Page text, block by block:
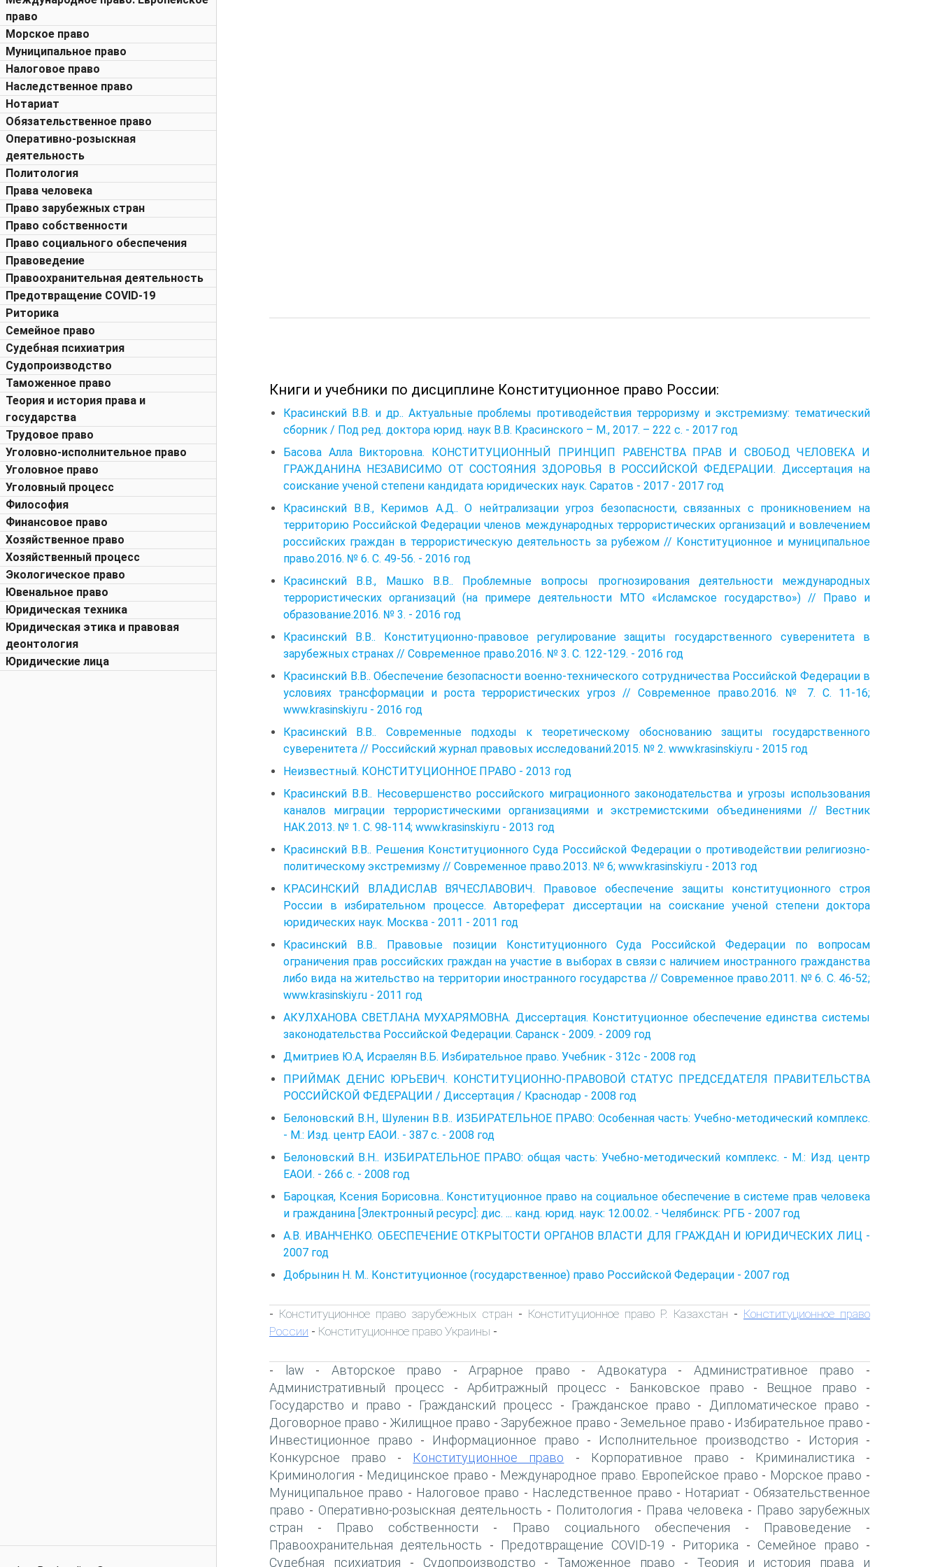
право
Морское право
Муниципальное право
Налоговое право
Наследственное право
Нотариат
Обязательственное право
Оперативно-розыскная
деятельность
Политология
Права человека
Право зарубежных стран
Право собственности
Право социального обеспечения
Правоведение
Правоохранительная деятельность
Предотвращение COVID-19
Риторика
Семейное право
Судебная психиатрия
Судопроизводство
Таможенное право
Теория и история права и
государства
Трудовое право
Уголовно-исполнительное право
Уголовное право
Уголовный процесс
Философия
Финансовое право
Хозяйственное право
Хозяйственный процесс
Экологическое право
Ювенальное право
Юридическая техника
Юридическая этика и правовая
деонтология
Юридические лица
Книги и учебники по дисциплине Конституционное право России:
Красинский В.В. и др.. Актуальные проблемы противодействия терроризму и экстремизму: тематический
сборник / Под ред. доктора юрид. наук В.В. Красинского – М., 2017. – 222 с. - 2017 год
Басова Алла Викторовна. КОНСТИТУЦИОННЫЙ ПРИНЦИП РАВЕНСТВА ПРАВ И СВОБОД ЧЕЛОВЕКА И
ГРАЖДАНИНА НЕЗАВИСИМО ОТ СОСТОЯНИЯ ЗДОРОВЬЯ В РОССИЙСКОЙ ФЕДЕРАЦИИ. Диссертация на
соискание ученой степени кандидата юридических наук. Саратов - 2017 - 2017 год
Красинский В.В., Керимов А.Д.. О нейтрализации угроз безопасности, связанных с проникновением на
территорию Российской Федерации членов международных террористических организаций и вовлечением
российских граждан в террористическую деятельность за рубежом // Конституционное и муниципальное
право.2016. № 6. С. 49-56. - 2016 год
Красинский В.В., Машко В.В.. Проблемные вопросы прогнозирования деятельности международных
террористических организаций (на примере деятельности МТО «Исламское государство») // Право и
образование.2016. № 3. - 2016 год
Красинский В.В.. Конституционно-правовое регулирование защиты государственного суверенитета в
зарубежных странах // Современное право.2016. № 3. С. 122-129. - 2016 год
Красинский В.В.. Обеспечение безопасности военно-технического сотрудничества Российской Федерации в
условиях трансформации и роста террористических угроз // Современное право.2016. № 7. С. 11-16;
www.krasinskiy.ru - 2016 год
Красинский В.В.. Современные подходы к теоретическому обоснованию защиты государственного
суверенитета // Российский журнал правовых исследований.2015. № 2. www.krasinskiy.ru - 2015 год
Неизвестный. КОНСТИТУЦИОННОЕ ПРАВО - 2013 год
Красинский В.В.. Несовершенство российского миграционного законодательства и угрозы использования
каналов миграции террористическими организациями и экстремистскими объединениями // Вестник
НАК.2013. № 1. С. 98-114; www.krasinskiy.ru - 2013 год
Красинский В.В.. Решения Конституционного Суда Российской Федерации о противодействии религиозно-
политическому экстремизму // Современное право.2013. № 6; www.krasinskiy.ru - 2013 год
КРАСИНСКИЙ ВЛАДИСЛАВ ВЯЧЕСЛАВОВИЧ. Правовое обеспечение защиты конституционного строя
России в избирательном процессе. Автореферат диссертации на соискание ученой степени доктора
юридических наук. Москва - 2011 - 2011 год
Красинский В.В.. Правовые позиции Конституционного Суда Российской Федерации по вопросам
ограничения прав российских граждан на участие в выборах в связи с наличием иностранного гражданства
либо вида на жительство на территории иностранного государства // Современное право.2011. № 6. С. 46-52;
www.krasinskiy.ru - 2011 год
АКУЛХАНОВА СВЕТЛАНА МУХАРЯМОВНА. Диссертация. Конституционное обеспечение единства системы
законодательства Российской Федерации. Саранск - 2009. - 2009 год
Дмитриев Ю.А, Исраелян В.Б. Избирательное право. Учебник - 312с - 2008 год
ПРИЙМАК ДЕНИС ЮРЬЕВИЧ. КОНСТИТУЦИОННО-ПРАВОВОЙ СТАТУС ПРЕДСЕДАТЕЛЯ ПРАВИТЕЛЬСТВА
РОССИЙСКОЙ ФЕДЕРАЦИИ / Диссертация / Краснодар - 2008 год
Белоновский В.Н., Шуленин В.В.. ИЗБИРАТЕЛЬНОЕ ПРАВО: Особенная часть: Учебно-методический комплекс.
- М.: Изд. центр ЕАОИ. - 387 с. - 2008 год
Белоновский В.Н.. ИЗБИРАТЕЛЬНОЕ ПРАВО: общая часть: Учебно-методический комплекс. - М.: Изд. центр
ЕАОИ. - 266 с. - 2008 год
Бароцкая, Ксения Борисовна.. Конституционное право на социальное обеспечение в системе прав человека
и гражданина [Электронный ресурс]: дис. ... канд. юрид. наук: 12.00.02. - Челябинск: РГБ - 2007 год
А.В. ИВАНЧЕНКО. ОБЕСПЕЧЕНИЕ ОТКРЫТОСТИ ОРГАНОВ ВЛАСТИ ДЛЯ ГРАЖДАН И ЮРИДИЧЕСКИХ ЛИЦ -
2007 год
Добрынин Н. М.. Конституционное (государственное) право Российской Федерации - 2007 год
- Конституционное право зарубежных стран - Конституционное право Р. Казахстан - Конституционное право
России - Конституционное право Украины -
- law - Авторское право -Аграрное право - Адвокатура - Административное право -
Административный процесс - Арбитражный процесс - Банковское право - Вещное право -
Государство и право - Гражданский процесс - Гражданское право - Дипломатическое право -
Договорное право - Жилищное право - Зарубежное право - Земельное право - Избирательное право -
Инвестиционное право - Информационное право - Исполнительное производство - История -
Конкурсное право - Конституционное право - Корпоративное право - Криминалистика -
Криминология - Медицинское право - Международное право. Европейское право - Морское право -
Муниципальное право - Налоговое право - Наследственное право - Нотариат - Обязательственное
право - Оперативно-розыскная деятельность - Политология - Права человека - Право зарубежных
стран - Право собственности - Право социального обеспечения - Правоведение -
Правоохранительная деятельность - Предотвращение COVID-19 - Риторика - Семейное право -
Судебная психиатрия - Судопроизводство -Таможенное право - Теория и история права и